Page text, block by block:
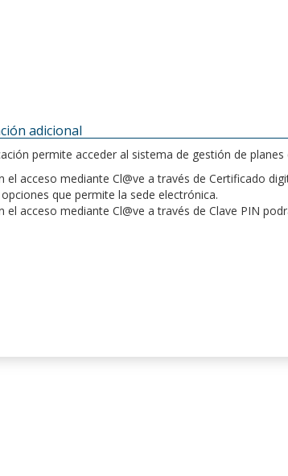
adicional
permite acceder al sistema de gestión de
el acceso mediante Cl@ve a través de Certificado
que permite la sede electrónica.
el acceso mediante Cl@ve a través de Clave PIN